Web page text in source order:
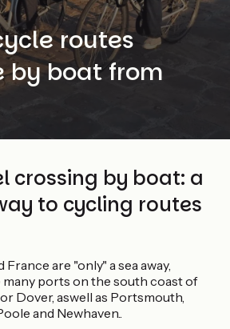
routes
by boat from
crossing by boat: a
to cycling routes
France are "only" a sea away,
many ports on the south coast of
or Dover, aswell as Portsmouth,
and Newhaven..